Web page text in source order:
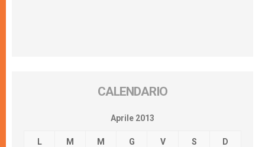
CALENDARIO
Aprile 2013
L M M G V S D